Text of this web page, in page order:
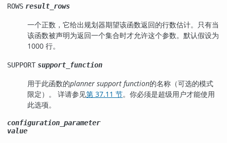
ROWS result_rows
一个正数，它给出规划器期望该函数返回的行数估计。只有当
该函数被声明为返回一个集合时才允许这个参数。默认假设为
1000 行。
SUPPORT support_function
用于此函数的planner support function的名称（可选的模式
限定）。 详请参见第 37.11 节。你必须是超级用户才能使用
此选项。
configuration_parameter
value